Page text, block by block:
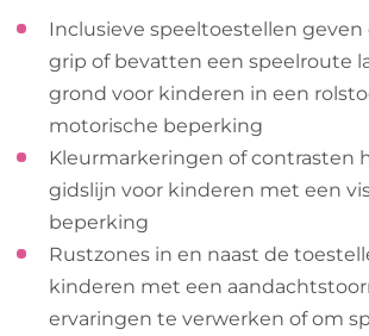
Inclusieve speeltoestellen geven
grip of bevatten een speelroute
grond voor kinderen in een
motorische beperking
Kleurmarkeringen of contrasten
gidslijn voor kinderen met een
beperking
Rustzones in en naast de
kinderen met een
ervaringen te verwerken of om